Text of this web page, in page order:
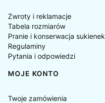
Zwroty i reklamacje
Tabela rozmiarów
Pranie i konserwacja sukienek
Regulaminy
Pytania i odpowiedzi
MOJE KONTO
Twoje zamówienia